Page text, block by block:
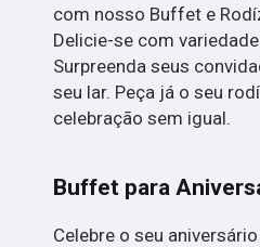
com nosso Buffet e
Delicie-se com
Surpreenda seus
seu lar. Peça já o seu
celebração sem igual.
Buffet para
Celebre o seu